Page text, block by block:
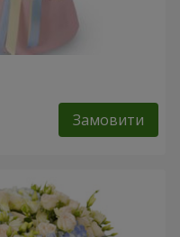
Замовити